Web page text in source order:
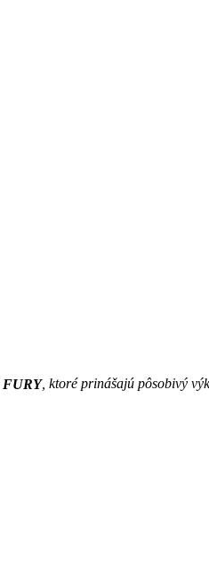
FURY, ktoré prinášajú pôsobivý